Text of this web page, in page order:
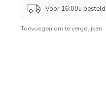
Voor 16:00u
Toevoegen om te vergelijken